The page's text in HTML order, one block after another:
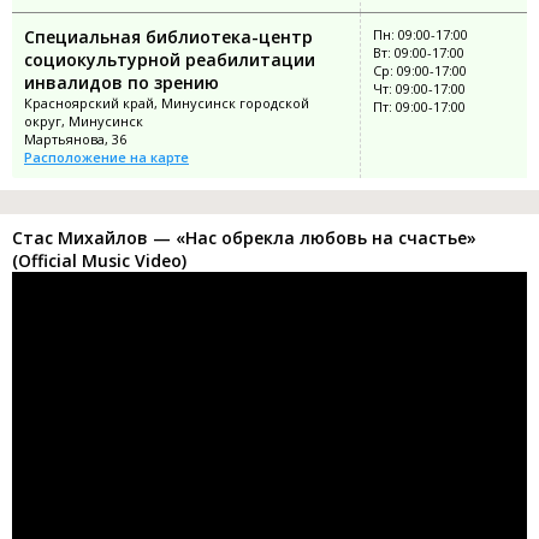
Специальная библиотека-центр
социокультурной реабилитации
инвалидов по зрению
Красноярский край, Минусинск городской
округ, Минусинск
Мартьянова, 36
Расположение на карте
Пн: 09:00-17:00
Вт: 09:00-17:00
Ср: 09:00-17:00
Чт: 09:00-17:00
Пт: 09:00-17:00
Стас Михайлов — «Нас обрекла любовь на счастье»
(Official Music Video)